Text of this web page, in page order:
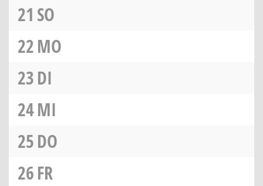
21 SO
22MO
23DI
24MI
25DO
26FR